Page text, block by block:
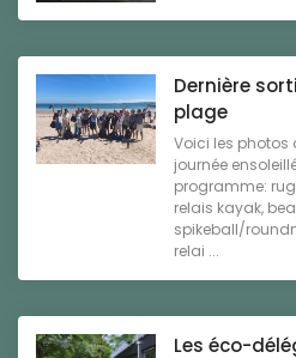
Dernière
plage
Voici les photos
journée
programme:
relais kayak,
spikeball/
relai ...
Les éco-